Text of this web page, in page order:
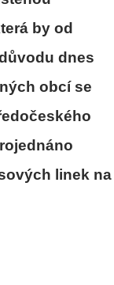
by od
dnes
obcí se
linek na